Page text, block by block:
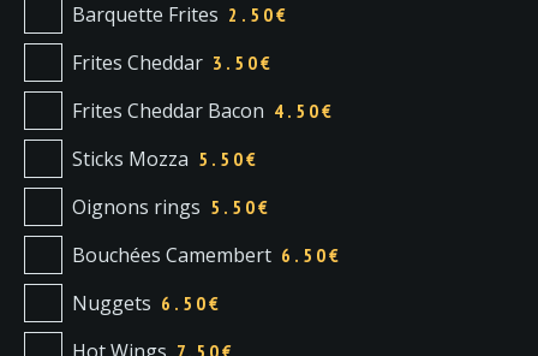
Barquette Frites 2.50€
Frites Cheddar 3.50€
Frites Cheddar Bacon 4.50€
Sticks Mozza 5.50€
Oignons rings 5.50€
Bouchées Camembert 6.50€
Nuggets 6.50€